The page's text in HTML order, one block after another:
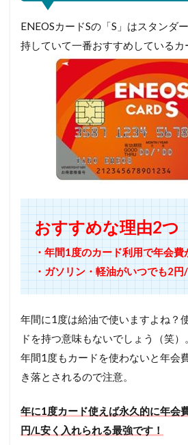
ENEOSカードSの「S」はスタンダ
持していて一番おすすめしているカ
おすすめな理由2つ
・年間1度のカード利用で年会費
・ガソリン・軽油がいつでも2円
年間に1度は給油で使いますよね？
ドを持つ意味もないでしょう（笑）。
年間1度もカードを使わないと年会
き落とされるので注意。
年に1度カード使えば永久的に年会
円/L安く入れられる最強です！